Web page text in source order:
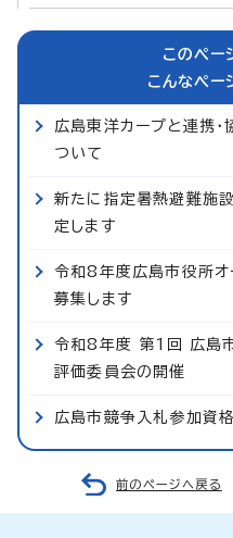
このペー
こんなペー
広島東洋カープと連携
ついて
新たに指定暑熱避難施設
定します
令和8年度広島市役所オ
募集します
令和8年度 第1回 広島
評価委員会の開催
広島市競争入札参加資
前のページへ戻る